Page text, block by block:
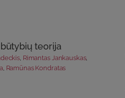
teorija
, Rimantas Jankauskas,
Ramūnas Kondratas